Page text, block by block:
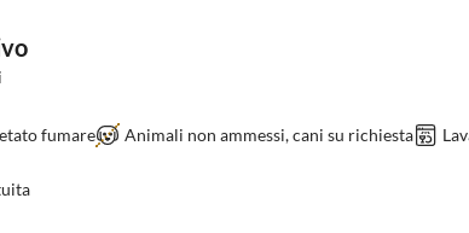
fumare Animali non ammessi, cani su richiesta